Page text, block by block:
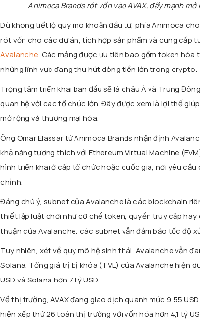
Animoca Brands rót vốn vào AVAX, đẩy mạnh
Dù không tiết lộ quy mô khoản đầu tư, phía Animoca
rót vốn cho các dự án, tích hợp sản phẩm và cung cấp
Avalanche. Các mảng được ưu tiên bao gồm token hóa
những lĩnh vực đang thu hút dòng tiền lớn trong crypto.
Trọng tâm triển khai ban đầu sẽ là châu Á và Trung
quan hệ với các tổ chức lớn. Đây được xem là lợi thế
mở rộng và thương mại hóa.
Ông Omar Elassar từ Animoca Brands nhận định
khả năng tương thích với Ethereum Virtual Machine
hình triển khai ở cấp tổ chức hoặc quốc gia, nơi yêu
chỉnh.
Đáng chú ý, subnet của Avalanche là các blockchain
thiết lập luật chơi như cơ chế token, quyền truy cập
thuận của Avalanche, các subnet vẫn đảm bảo tốc độ
Tuy nhiên, xét về quy mô hệ sinh thái, Avalanche vẫn
Solana. Tổng giá trị bị khóa (TVL) của Avalanche hiện
USD và Solana hơn 7 tỷ USD.
Về thị trường, AVAX đang giao dịch quanh mức 9,55
hiện xếp thứ 26 toàn thị trường với vốn hóa hơn 4,1 tỷ